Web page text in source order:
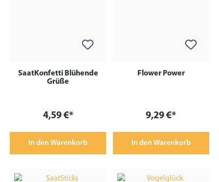
SaatKonfetti Blühende
Grüße
4,59 €*
In den Warenkorb
Flower Power
9,29 €*
In den Warenkorb